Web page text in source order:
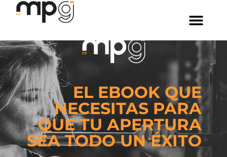
EL EBOOK QUE
NECESITAS PARA
QUE TU APERTURA
SEA TODO UN ÉXITO